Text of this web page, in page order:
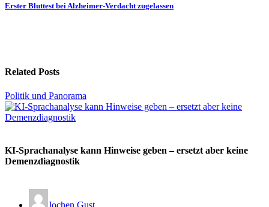
Erster Bluttest bei Alzheimer-Verdacht zugelassen
Related Posts
Politik und Panorama
KI-Sprachanalyse kann Hinweise geben – ersetzt aber keine
Demenzdiagnostik
Jochen Gust